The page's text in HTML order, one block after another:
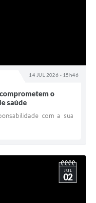
14 JUL 2026 - 15h46
o
saúde
com a sua
JUL
02